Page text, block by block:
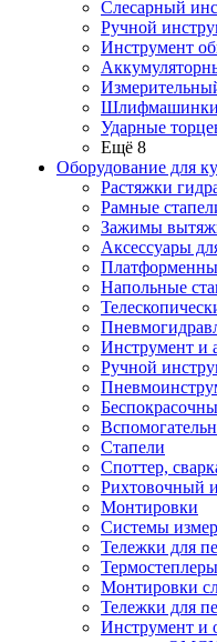
Слесарный
Ручной
Инструмент
Шлифмашинки
Ударные
Ещё 8
Оборудование для
Растяжки
Рамные
Зажимы
Аксессуары
Напольные
Инструмент и
Ручной
Стапели
Споттер,
Рихтовочный
Монтировки
Системы
Тележки для
Термостеплеры
Монтировки
Тележки для
Инструмент и